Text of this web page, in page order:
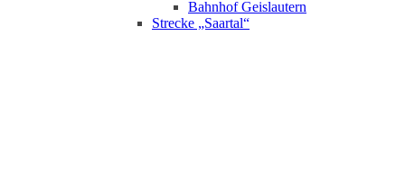
Bahnhof Geislautern
Strecke „Saartal“